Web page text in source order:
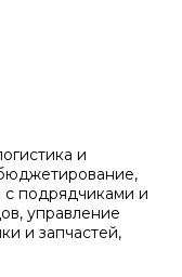
и
с подрядчиками и
управление
и запчастей,